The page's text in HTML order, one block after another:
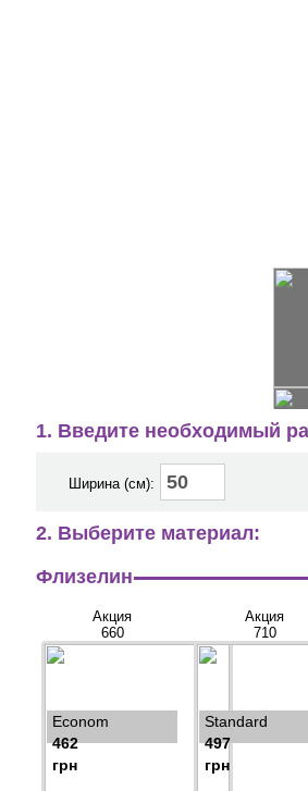
1. Введите необходимый
Ширина (см):
2. Выберите материал:
Флизелин
Акция
660
Econom
462
грн
Акция
710
Standard
497
грн